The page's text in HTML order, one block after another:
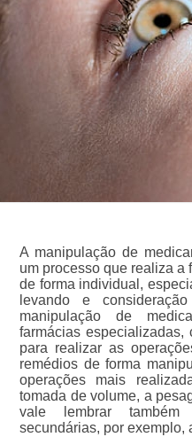
A manipulação de
um processo que realiza a
de forma individual,
levando e
manipulação de
farmácias especializadas,
para realizar as
remédios de forma
operações mais
tomada de volume, a
vale lembrar também
secundárias, por exemplo,